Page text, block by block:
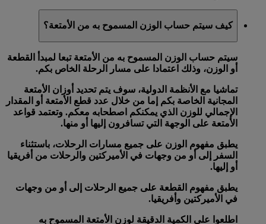
كيف سيتم حساب الوزن المسموح به من الأمتعة؟
سيتم حساب الوزن المسموح به من الأمتعة تبعا لمبدأ
القطعة
أو الوزن، وذلك اعتمادا على مسار الرحلة الخاص بكم.
تماشيا مع الأنظمة الدولية، سوف يتم تحديد أوزان الأمتعة
المجانية الخاصة بكم إما من خلال عدد قطع الأمتعة أو المقدار
الإجمالي للوزن الذي يمكنكم اصطحابه معكم. وتعتمد قواعد
الأمتعة على الوجهة التي تسافرون إليها أو منها.
يطبق مفهوم الوزن على جميع مسارات الرحلات، باستثناء
السفر إلى أو من وجهات في الأميركتين والرحلات من أفريقيا
أو إليها.
يطبق مفهوم القطعة على جميع الرحلات إلى أو من وجهات
في الأميركتين وأفريقيا.
اطلعوا على الكمية الدقيقة لوزن الأمتعة المسموح به